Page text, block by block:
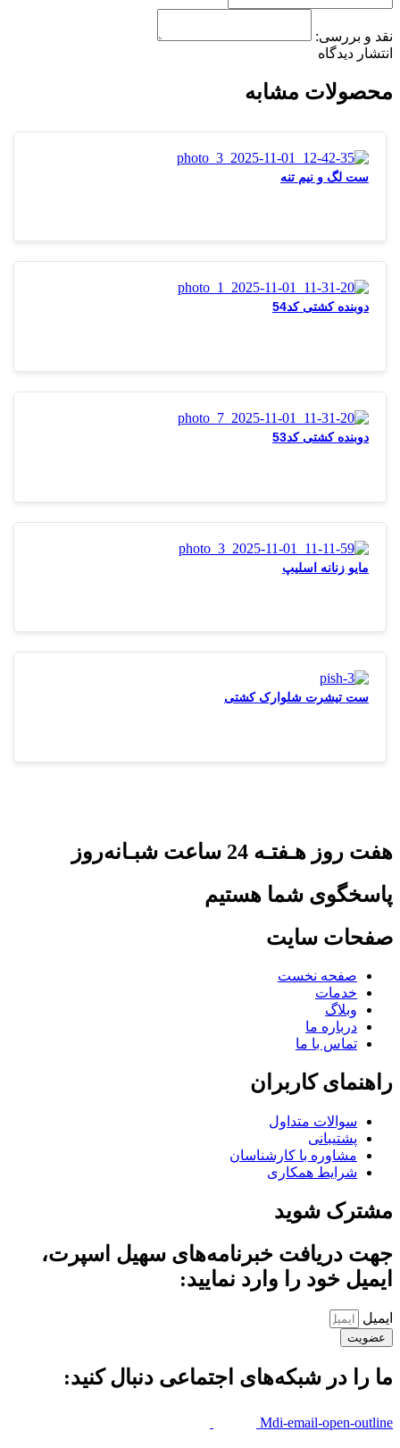
نقد و بررسی:
انتشار دیدگاه
محصولات مشابه
ست لگ و نیم تنه
دوبنده کشتی کد54
دوبنده کشتی کد53
مایو زنانه اسلیپ
ست تیشرت شلوارک کشتی
هفت روز هـفتـه 24 ساعت شبـانه‌روز
پاسخگوی شما هستیم
صفحات سایت
صفحه نخست
خدمات
وبلاگ
درباره ما
تماس با ما
راهنمای کاربران
سوالات متداول
پشتیبانی
مشاوره با کارشناسان
شرایط همکاری
مشترک شوید
جهت دریافت خبرنامه‌های سهیل اسپرت،
ایمیل خود را وارد نمایید:
ایمیل
عضویت
ما را در شبکه‌های اجتماعی دنبال کنید:
Mdi-email-open-outline